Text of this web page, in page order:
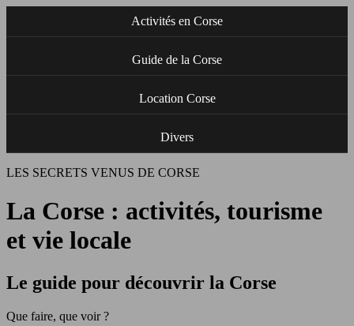
Activités en Corse
Guide de la Corse
Location Corse
Divers
LES SECRETS VENUS DE CORSE
La Corse : activités, tourisme
et vie locale
Le guide pour découvrir la Corse
Que faire, que voir ?